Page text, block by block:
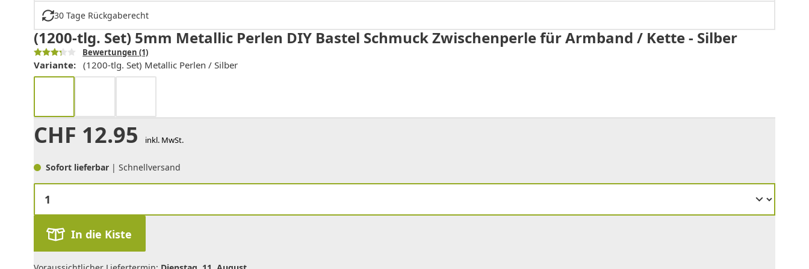
30 Tage Rückgaberecht
(1200-tlg. Set) 5mm Metallic Perlen DIY Bastel Schmuck Zwischenperle für Armband / Kette - Silber
Bewertungen (1)
Variante: (1200-tlg. Set) Metallic Perlen / Silber
CHF 12.95 inkl. MwSt.
Sofort lieferbar | Schnellversand
In die Kiste